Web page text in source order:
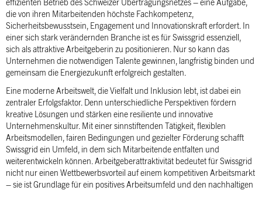
effizienten Betrieb des Schweizer Übertragungsnetzes – eine Aufgabe,
die von ihren Mitarbeitenden höchste Fachkompetenz,
Sicherheitsbewusstsein, Engagement und Innovationskraft erfordert. In
einer sich stark verändernden Branche ist es für Swissgrid essenziell,
sich als attraktive Arbeitgeberin zu positionieren. Nur so kann das
Unternehmen die notwendigen Talente gewinnen, langfristig binden und
gemeinsam die Energiezukunft erfolgreich gestalten.
Eine moderne Arbeitswelt, die Vielfalt und Inklusion lebt, ist dabei ein
zentraler Erfolgsfaktor. Denn unterschiedliche Perspektiven fördern
kreative Lösungen und stärken eine resiliente und innovative
Unternehmenskultur. Mit einer sinnstiftenden Tätigkeit, flexiblen
Arbeitsmodellen, fairen Bedingungen und gezielter Förderung schafft
Swissgrid ein Umfeld, in dem sich Mitarbeitende entfalten und
weiterentwickeln können. Arbeitgeberattraktivität bedeutet für Swissgrid
nicht nur einen Wettbewerbsvorteil auf einem kompetitiven Arbeitsmarkt
– sie ist Grundlage für ein positives Arbeitsumfeld und den nachhaltigen